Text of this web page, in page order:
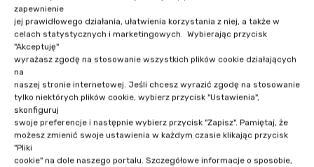
zapewnienie
jej prawidłowego działania, ułatwienia korzystania z niej, a także w
celach statystycznych i marketingowych. Wybierając przycisk
"Akceptuję"
wyrażasz zgodę na stosowanie wszystkich plików cookie działających
na
naszej stronie internetowej. Jeśli chcesz wyrazić zgodę na stosowanie
tylko niektórych plików cookie, wybierz przycisk "Ustawienia",
skonfiguruj
swoje preferencje i następnie wybierz przycisk "Zapisz". Pamiętaj, że
możesz zmienić swoje ustawienia w każdym czasie klikając przycisk
"Pliki
cookie" na dole naszego portalu. Szczegółowe informacje o sposobie,
NASI PRELEGENCI